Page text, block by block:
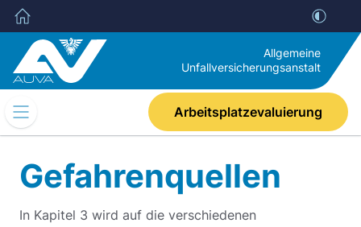
Allgemeine
Unfallversicherungsanstalt
Mobile
Navigation
Umschalten
Arbeitsplatzevaluierung
Gefahrenquellen
In Kapitel 3 wird auf die verschiedenen